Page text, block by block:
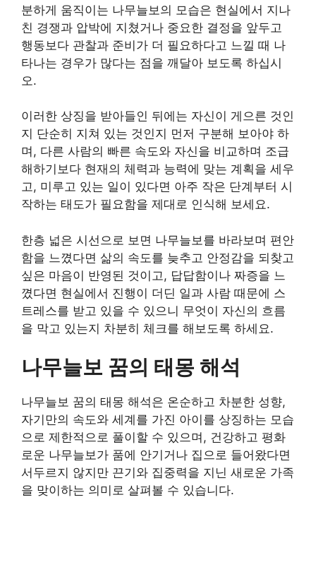
분하게 움직이는 나무늘보의 모습은 현실에서 지나
친 경쟁과 압박에 지쳤거나 중요한 결정을 앞두고
행동보다 관찰과 준비가 더 필요하다고 느낄 때 나
타나는 경우가 많다는 점을 깨달아 보도록 하십시
오.
이러한 상징을 받아들인 뒤에는 자신이 게으른 것인
지 단순히 지쳐 있는 것인지 먼저 구분해 보아야 하
며, 다른 사람의 빠른 속도와 자신을 비교하며 조급
해하기보다 현재의 체력과 능력에 맞는 계획을 세우
고, 미루고 있는 일이 있다면 아주 작은 단계부터 시
작하는 태도가 필요함을 제대로 인식해 보세요.
한층 넓은 시선으로 보면 나무늘보를 바라보며 편안
함을 느꼈다면 삶의 속도를 늦추고 안정감을 되찾고
싶은 마음이 반영된 것이고, 답답함이나 짜증을 느
꼈다면 현실에서 진행이 더딘 일과 사람 때문에 스
트레스를 받고 있을 수 있으니 무엇이 자신의 흐름
을 막고 있는지 차분히 체크를 해보도록 하세요.
나무늘보 꿈의 태몽 해석
나무늘보 꿈의 태몽 해석은 온순하고 차분한 성향,
자기만의 속도와 세계를 가진 아이를 상징하는 모습
으로 제한적으로 풀이할 수 있으며, 건강하고 평화
로운 나무늘보가 품에 안기거나 집으로 들어왔다면
서두르지 않지만 끈기와 집중력을 지닌 새로운 가족
을 맞이하는 의미로 살펴볼 수 있습니다.